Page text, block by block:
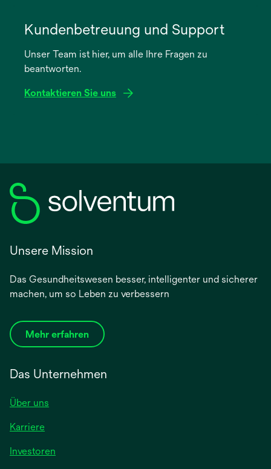
neuen
Registerkarte
Kundenbetreuung und Support
Unser Team ist hier, um alle Ihre Fragen zu
beantworten.
Kontaktieren Sie uns
Unsere Mission
Das Gesundheitswesen besser, intelligenter und sicherer
machen, um so Leben zu verbessern
Mehr erfahren
Das Unternehmen
Über uns
Karriere
Investoren